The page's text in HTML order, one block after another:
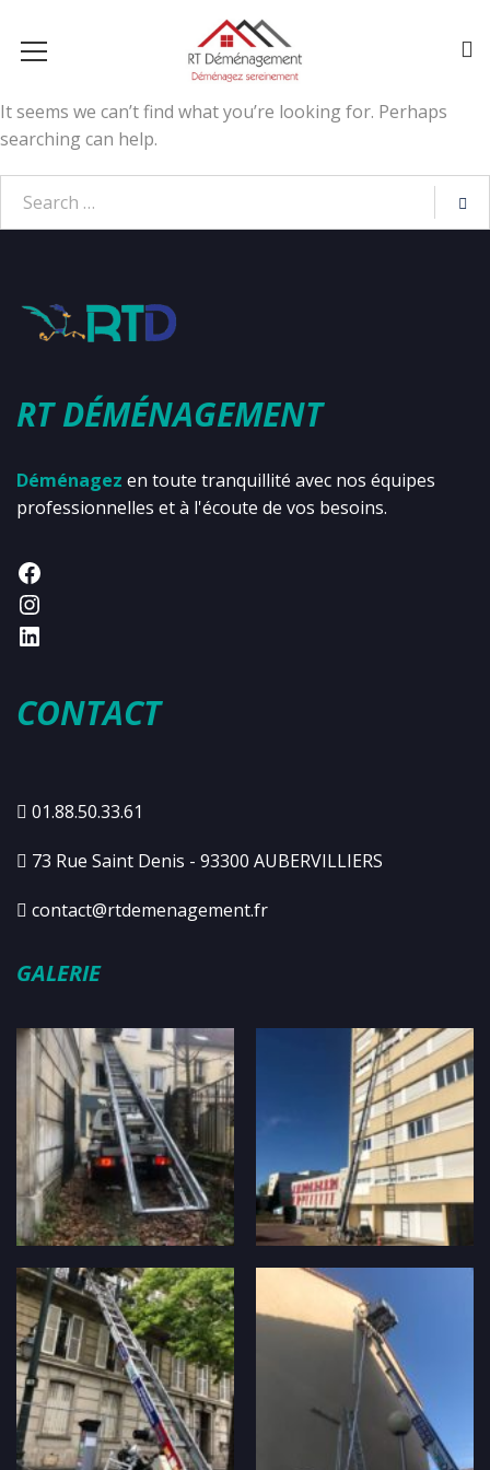
It seems we can’t find what you’re looking for. Perhaps
searching can help.
RT DÉMÉNAGEMENT
Déménagez en toute tranquillité avec nos équipes
professionnelles et à l'écoute de vos besoins.
CONTACT
01.88.50.33.61
73 Rue Saint Denis - 93300 AUBERVILLIERS
contact@rtdemenagement.fr
GALERIE